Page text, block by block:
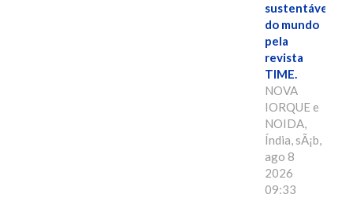
sustentáveis
do mundo
pela
revista
TIME.
NOVA
IORQUE e
NOIDA,
Índia, sÃ¡b,
ago 8
2026
09:33